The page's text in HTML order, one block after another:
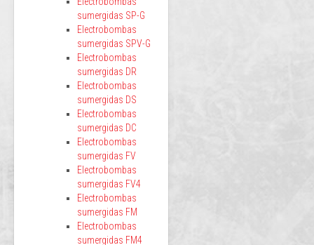
sumergidas SP-G
Electrobombas
sumergidas SPV-G
Electrobombas
sumergidas DR
Electrobombas
sumergidas DS
Electrobombas
sumergidas DC
Electrobombas
sumergidas FV
Electrobombas
sumergidas FV4
Electrobombas
sumergidas FM
Electrobombas
sumergidas FM4